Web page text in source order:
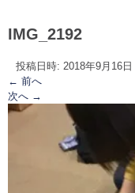
IMG_2192
投稿日時: 2018年9月16日
← 前へ
次へ →